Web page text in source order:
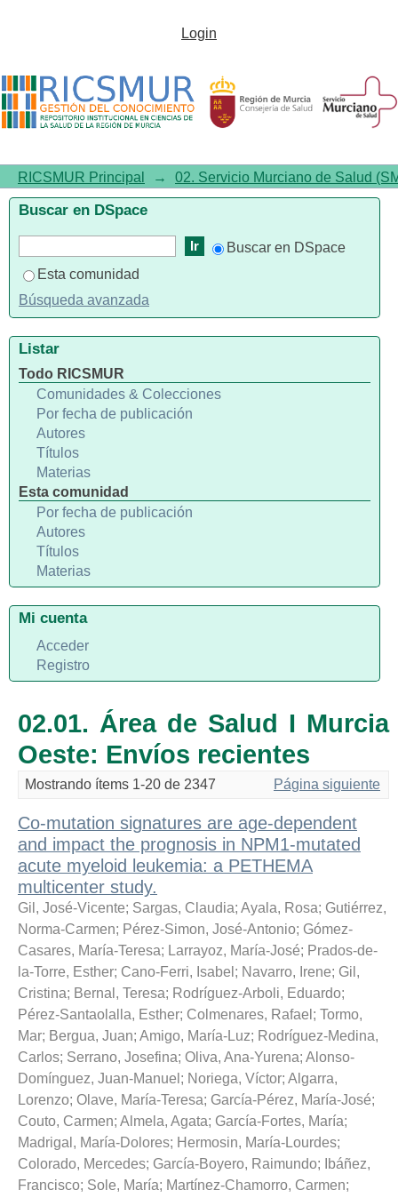
Envíos recientes
Login
RICSMUR Principal → 02. Servicio Murciano de Salud
02.01. Área de Salud I Murcia
Oeste: Envíos recientes
Mostrando ítems 1-20 de 2347 Página siguiente
Co-mutation signatures are age-dependent
and impact the prognosis in NPM1-mutated
acute myeloid leukemia: a PETHEMA
multicenter study.
Gil, José-Vicente; Sargas, Claudia; Ayala, Rosa; Gutiérrez,
Norma-Carmen; Pérez-Simon, José-Antonio; Gómez-
Casares, María-Teresa; Larrayoz, María-José; Prados-de-
la-Torre, Esther; Cano-Ferri, Isabel ; Navarro, Irene; Gil,
Cristina; Bernal, Teresa; Rodríguez-Arboli, Eduardo;
Pérez-Santaolalla, Esther; Colmenares, Rafael ; Tormo,
Mar; Bergua, Juan; Amigo, María-Luz; Rodríguez-Medina,
Carlos; Serrano, Josefina; Oliva, Ana-Yurena; Alonso-
Domínguez, Juan-Manuel ; Noriega, Víctor; Algarra,
Lorenzo; Olave, María-Teresa; García-Pérez, María-José;
Couto, Carmen; Almela, Agata; García-Fortes, María;
Madrigal, María-Dolores; Hermosin, María-Lourdes;
Colorado, Mercedes; García-Boyero, Raimundo;
Ibáñez,
Francisco; Sole, María; Martínez-Chamorro, Carmen;
Buscar en DSpace
Buscar en DSpace
Esta comunidad
Búsqueda avanzada
Listar
Todo RICSMUR
Comunidades & Colecciones
Por fecha de publicación
Autores
Títulos
Materias
Esta comunidad
Por fecha de publicación
Autores
Títulos
Materias
Mi cuenta
Acceder
Registro